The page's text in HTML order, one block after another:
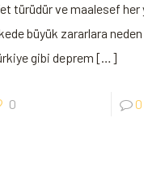
türüdür ve maalesef her
büyük zararlara
gibi deprem […]
0 0